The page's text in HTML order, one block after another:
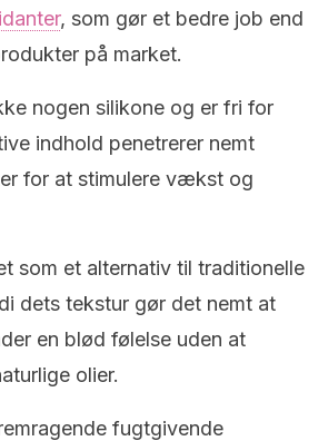
, som gør et bedre job end
på market.
nogen silikone og er fri for
indhold penetrerer nemt
for at stimulere vækst og
som et alternativ til traditionelle
dets tekstur gør det nemt at
en blød følelse uden at
olier.
fugtgivende